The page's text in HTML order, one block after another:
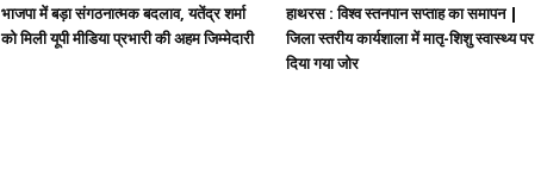
भाजपा में बड़ा संगठनात्मक बदलाव, यतेंद्र शर्मा
को मिली यूपी मीडिया प्रभारी की अहम जिम्मेदारी
हाथरस : विश्व स्तनपान सप्ताह का समापन |
जिला स्तरीय कार्यशाला में मातृ-शिशु स्वास्थ्य पर
दिया गया जोर